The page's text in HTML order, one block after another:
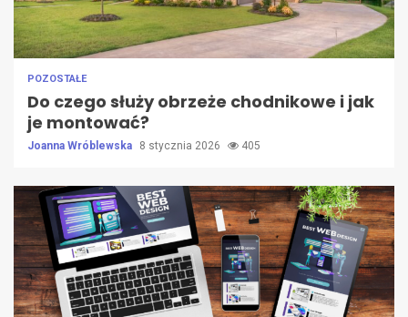
POZOSTAŁE
Do czego służy obrzeże chodnikowe i jak
je montować?
Joanna Wróblewska 8 stycznia 2026 405